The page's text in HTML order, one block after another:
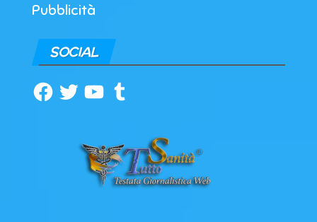
Pubblicità
SOCIAL
Facebook
TwitterYouTubeTumblr